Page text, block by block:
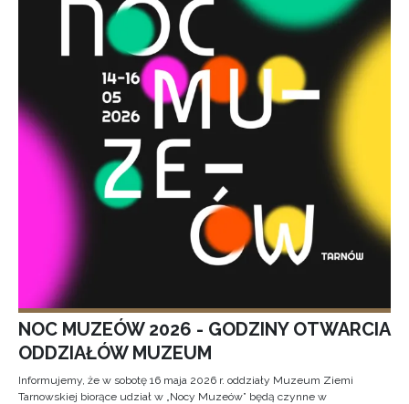
NOC MUZEÓW 2026 - GODZINY OTWARCIA
ODDZIAŁÓW MUZEUM
Informujemy, że w sobotę 16 maja 2026 r. oddziały Muzeum Ziemi
Tarnowskiej biorące udział w „Nocy Muzeów” będą czynne w